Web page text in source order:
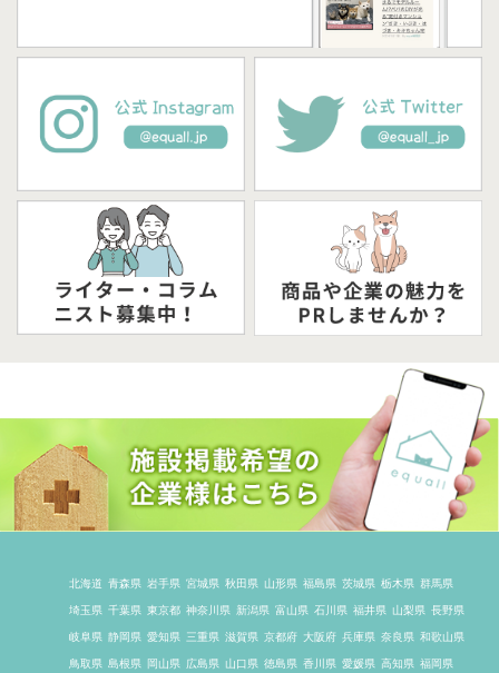
北海道 青森県 岩手県 宮城県 秋田県 山形県 福島県 茨城県 栃木県 群馬県
埼玉県 千葉県 東京都 神奈川県 新潟県 富山県 石川県 福井県 山梨県 長野県
岐阜県 静岡県 愛知県 三重県 滋賀県 京都府 大阪府 兵庫県 奈良県 和歌山県
鳥取県 島根県 岡山県 広島県 山口県 徳島県 香川県 愛媛県 高知県 福岡県